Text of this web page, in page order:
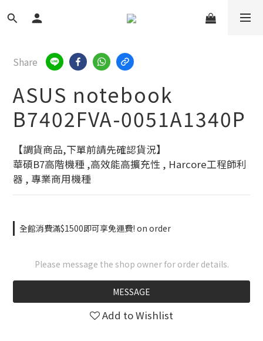
Share
ASUS notebook
B7402FVA-0051A1340P
【調貨商品,下單前請先確認貨況】
華碩B7高階機種 ,高效能高擴充性 , Harcore工程師利
器 , 專業商用機種
全館消費滿$1500即可享免運費! on order
Please message the shop owner for order details.
MESSAGE
Add to Wishlist